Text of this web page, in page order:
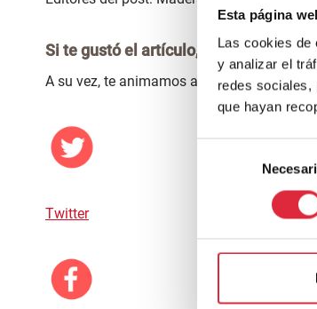
Esta página
Las cookies de
y analizar el
redes sociales,
que hayan
consentimiento
Si te gustó el artículo, estaría genial
A su vez, te animamos a seguirnos en las
Twitter